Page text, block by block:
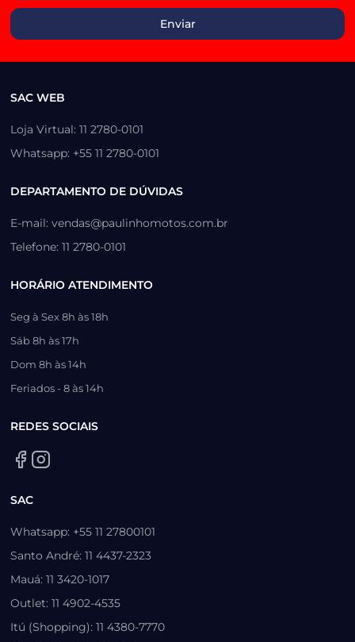
SAC WEB
Loja Virtual: 11 2780-0101
Whatsapp: +55 11 2780-0101
DEPARTAMENTO DE DÚVIDAS
E-mail: vendas@paulinhomotos.com.br
Telefone: 11 2780-0101
HORÁRIO ATENDIMENTO
Seg à Sex 8h às 18h
Sáb 8h às 17h
Dom 8h às 14h
Feriados - 8 às 14h
REDES SOCIAIS
SAC
Whatsapp: +55 11 27800101
Santo André: 11 4437-2323
Mauá: 11 3420-1017
Outlet: 11 4902-4535
Itú (Shopping): 11 4380-7770